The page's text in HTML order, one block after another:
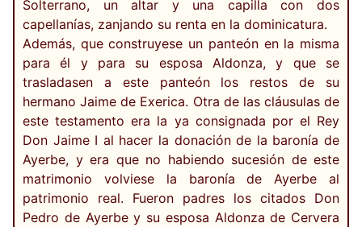
Solterrano, un altar y una capilla con dos
capellanías, zanjando su renta en la dominicatura.
Además, que construyese un panteón en la misma
para él y para su esposa Aldonza, y que se
trasladasen a este panteón los restos de su
hermano Jaime de Exerica. Otra de las cláusulas de
este testamento era la ya consignada por el Rey
Don Jaime I al hacer la donación de la baronía de
Ayerbe, y era que no habiendo sucesión de este
matrimonio volviese la baronía de Ayerbe al
patrimonio real. Fueron padres los citados Don
Pedro de Ayerbe y su esposa Aldonza de Cervera